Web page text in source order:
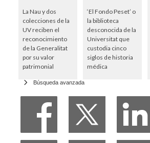
La Nau y dos
colecciones de la
UV reciben el
reconocimiento
de la Generalitat
por su valor
patrimonial
‘El Fondo Peset’ o
la biblioteca
desconocida de la
Universitat que
custodia cinco
siglos de historia
médica
Búsqueda avanzada